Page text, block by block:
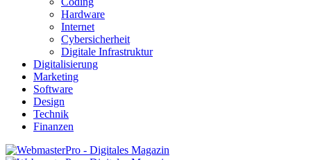
Hardware
Internet
Cybersicherheit
Digitale Infrastruktur
Digitalisierung
Marketing
Software
Design
Technik
Finanzen